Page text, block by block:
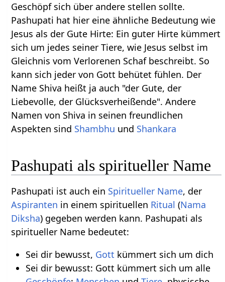
Geschöpf sich über andere stellen sollte.
Pashupati hat hier eine ähnliche Bedeutung wie
Jesus als der Gute Hirte: Ein guter Hirte kümmert
sich um jedes seiner Tiere, wie Jesus selbst im
Gleichnis vom Verlorenen Schaf beschreibt. So
kann sich jeder von Gott behütet fühlen. Der
Name Shiva heißt ja auch "der Gute, der
Liebevolle, der Glücksverheißende". Andere
Namen von Shiva in seinen freundlichen
Aspekten sind Shambhu und Shankara
Pashupati als spiritueller Name
Pashupati ist auch ein Spiritueller Name, der
Aspiranten in einem spirituellen Ritual (Nama
Diksha) gegeben werden kann. Pashupati als
spiritueller Name bedeutet:
Sei dir bewusst, Gott kümmert sich um dich
Sei dir bewusst: Gott kümmert sich um alle